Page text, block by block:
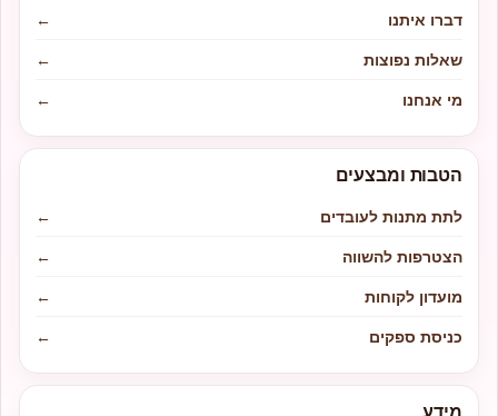
דברו איתנו
←
שאלות נפוצות
←
מי אנחנו
←
הטבות ומבצעים
לתת מתנות לעובדים
←
הצטרפות להשווה
←
מועדון לקוחות
←
כניסת ספקים
←